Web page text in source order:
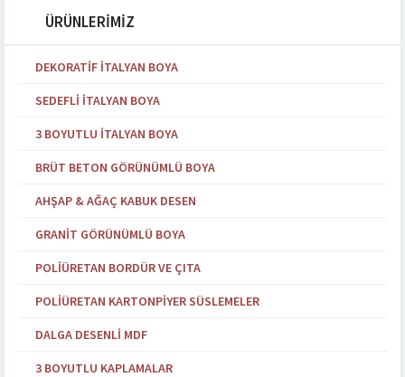
ÜRÜNLERİMİZ
DEKORATIF İTALYAN BOYA
SEDEFLI İTALYAN BOYA
3 BOYUTLU İTALYAN BOYA
BRÜT BETON GÖRÜNÜMLÜ BOYA
AHŞAP & AĞAÇ KABUK DESEN
GRANIT GÖRÜNÜMLÜ BOYA
POLIÜRETAN BORDÜR VE ÇITA
POLIÜRETAN KARTONPIYER SÜSLEMELER
DALGA DESENLI MDF
3 BOYUTLU KAPLAMALAR